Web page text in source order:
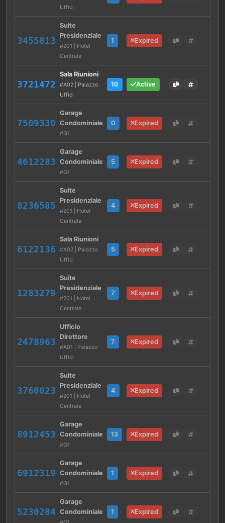
Uffici
3455813
Suite
Presidenziale
#201 | Hotel
Centrale
1 Expired
3721472
Sala Riunioni
#A02 | Palazzo
Uffici
10 Active
7509330
Garage
Condominiale
#G1
0 Expired
4612283
Garage
Condominiale
#G1
5 Expired
8236585
Suite
Presidenziale
#201 | Hotel
Centrale
4 Expired
6122136
Sala Riunioni
#A02 | Palazzo
Uffici
5 Expired
1283279
Suite
Presidenziale
#201 | Hotel
Centrale
7 Expired
2478963
Ufficio
Direttore
#A01 | Palazzo
Uffici
7 Expired
3760023
Suite
Presidenziale
#201 | Hotel
Centrale
4 Expired
8912453
Garage
Condominiale
#G1
13 Expired
6912319
Garage
Condominiale
#G1
1 Expired
5230284
Garage
Condominiale
1 Expired